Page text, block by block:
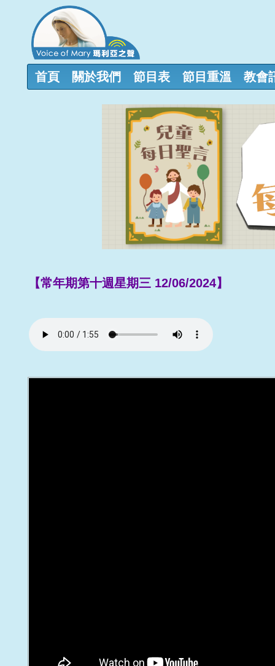
首頁 關於我們 節目表 節目重溫 教會
【常年期第十週星期三 12/06/2024】